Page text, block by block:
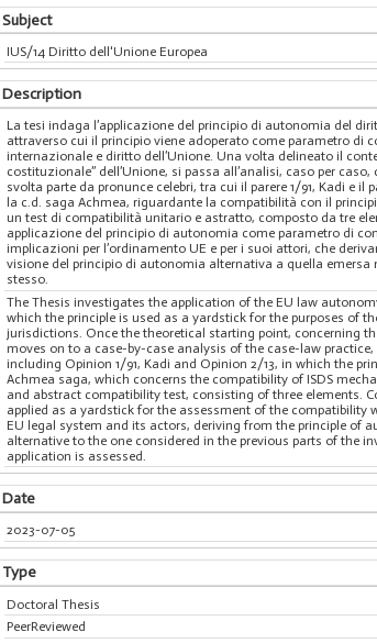
Subject
IUS/14 Diritto dell'Unione Europea
Description
La tesi indaga l’applicazione del principio di autonomia del
attraverso cui il principio viene adoperato come parametro
internazionale e diritto dell’Unione. Una volta delineato il
costituzionale” dell’Unione, si passa all’analisi, caso per
svolta parte da pronunce celebri, tra cui il parere 1/91, Kadi e
la c.d. saga Achmea, riguardante la compatibilità con il
un test di compatibilità unitario e astratto, composto da tre
applicazione del principio di autonomia come parametro di
implicazioni per l’ordinamento UE e per i suoi attori, che
visione del principio di autonomia alternativa a quella
stesso.
The Thesis investigates the application of the EU law
which the principle is used as a yardstick for the purposes of
jurisdictions. Once the theoretical starting point, concerning
moves on to a case-by-case analysis of the case-law
including Opinion 1/91, Kadi and Opinion 2/13, in which the
Achmea saga, which concerns the compatibility of ISDS
and abstract compatibility test, consisting of three elements.
applied as a yardstick for the assessment of the
EU legal system and its actors, deriving from the principle of
alternative to the one considered in the previous parts of the
application is assessed.
Date
2023-07-05
Type
Doctoral Thesis
PeerReviewed